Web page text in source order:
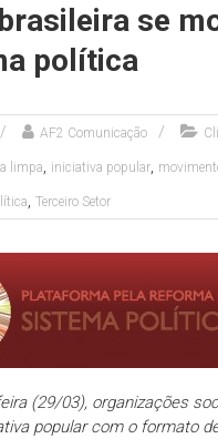
se
política
AF2 Comunicação
limpa, iniciativa popular,
, Terceiro Setor
(29/03), organizações
popular com o formato